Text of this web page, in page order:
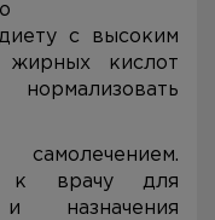
с высоким
жирных кислот
к врачу для
назначения